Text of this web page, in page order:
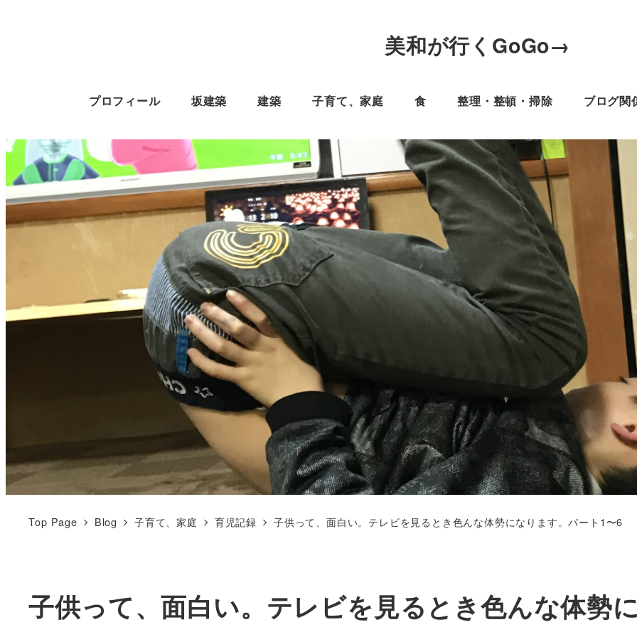
美和が行くGoGo→
プロフィール 坂建築 建築 子育て、家庭 食 整理・整頓・掃除 ブログ関
Top Page Blog 子育て、家庭 育児記録 子供って、面白い。テレビを見るとき色んな体勢になります。パート1〜6
子供って、面白い。テレビを見るとき色んな体勢